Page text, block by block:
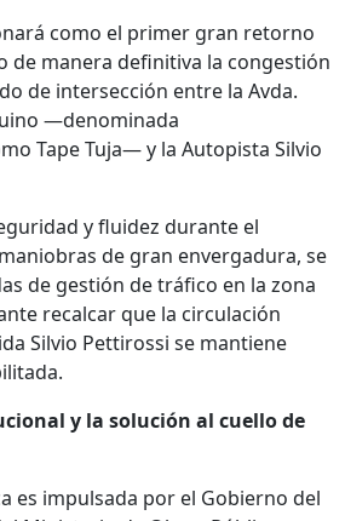
como el primer gran retorno
de manera definitiva la congestión
de intersección entre la Avda.
—denominada
Tape Tuja— y la Autopista Silvio
y fluidez durante el
de gran envergadura, se
de gestión de tráfico en la zona
recalcar que la circulación
Silvio Pettirossi se mantiene
y la solución al cuello de
es impulsada por el Gobierno del